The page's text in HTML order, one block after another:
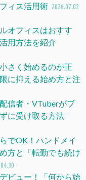
ィス活用術 2026.07.02
オフィスはおすす
用方法を紹介
さく始めるのが正
に抑える始め方と注
信者・VTuberがプ
に受け取る方法
でOK！ハンドメイ
方と「転勤でも続け
ビュー！「何から始